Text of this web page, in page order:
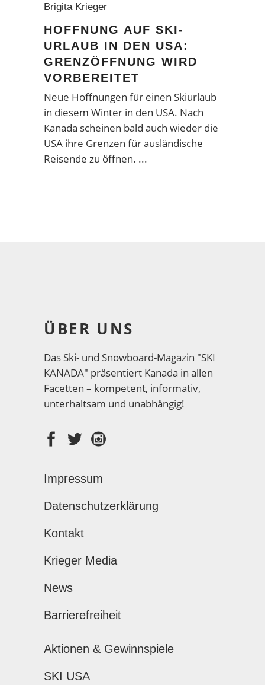
Brigita Krieger
HOFFNUNG AUF SKI-
URLAUB IN DEN USA:
GRENZÖFFNUNG WIRD
VORBEREITET
Neue Hoffnungen für einen Skiurlaub
in diesem Winter in den USA. Nach
Kanada scheinen bald auch wieder die
USA ihre Grenzen für ausländische
Reisende zu öffnen.
ÜBER UNS
Das Ski- und Snowboard-Magazin "SKI
KANADA" präsentiert Kanada in allen
Facetten – kompetent, informativ,
unterhaltsam und unabhängig!
Impressum
Datenschutzerklärung
Kontakt
Krieger Media
News
Barrierefreiheit
Aktionen & Gewinnspiele
SKI USA